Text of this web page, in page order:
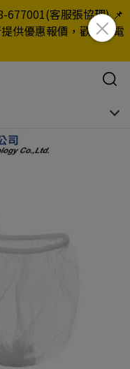
677001(客服張協理) 📌
供優惠報價，歡迎來電